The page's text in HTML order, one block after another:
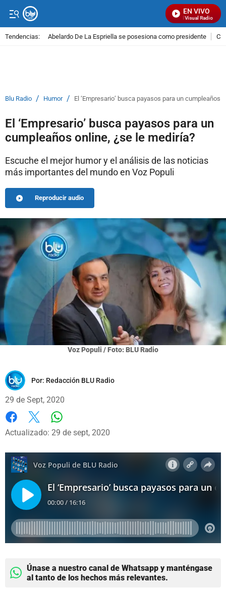
EN VIVO
Señal Visual Radio
Tendencias: Abelardo De La Espriella se posesiona como presidente
Blu Radio / Humor / El ‘Empresario’ busca payasos para un cumpleaños
El ‘Empresario’ busca payasos para un
cumpleaños online, ¿se le mediría?
Escuche el mejor humor y el análisis de las noticias
más importantes del mundo en Voz Populi
Reproducir audio
Voz Populi / Foto: BLU Radio
Por: Redacción BLU Radio
29 de Sept, 2020
Facebook
X
Actualizado: 29 de sept, 2020
Únase a nuestro canal de Whatsapp y manténgase
al tanto de los hechos más relevantes.